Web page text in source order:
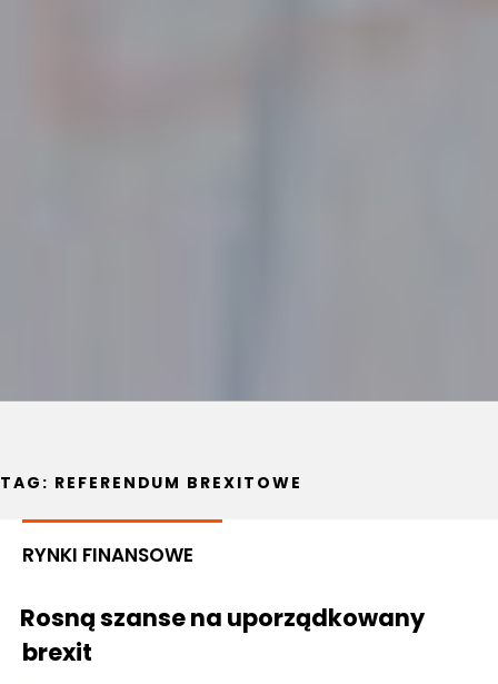
TAG: REFERENDUM BREXITOWE
RYNKI FINANSOWE
Rosną szanse na uporządkowany
brexit